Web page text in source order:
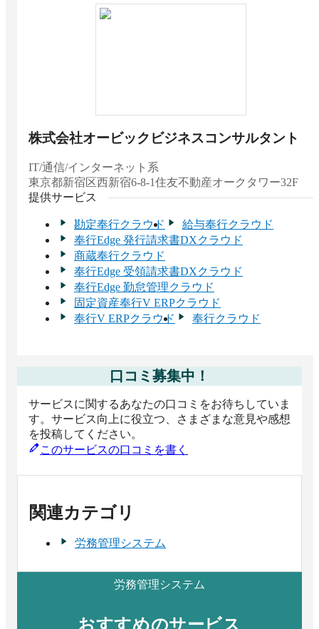
セキュリティが高い労務管理システムおすすめ
株式会社オービックビジネスコンサルタント
IT/通信/インターネット系
東京都新宿区西新宿6-8-1住友不動産オークタワー32F
提供サービス
勘定奉行クラウド
給与奉行クラウド
奉行Edge 発行請求書DXクラウド
商蔵奉行クラウド
奉行Edge 受領請求書DXクラウド
奉行Edge 勤怠管理クラウド
固定資産奉行V ERPクラウド
奉行V ERPクラウド
奉行クラウド
口コミ募集中！
サービスに関するあなたの口コミをお待ちしていま
す。サービス向上に役立つ、さまざまな意見や感想
を投稿してください。
このサービスの口コミを書く
関連カテゴリ
労務管理システム
労務管理システム
おすすめのサービス